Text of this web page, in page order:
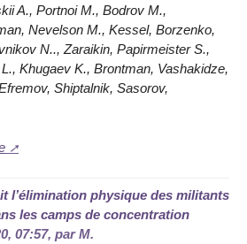
A., Portnoi M., Bodrov M.,
Nevelson M., Kessel, Borzenko,
N.., Zaraikin, Papirmeister S.,
Khugaev K., Brontman, Vashakidze,
Shiptalnik, Sasorov,
l’élimination physique des militants
les camps de concentration
07:57, parM.